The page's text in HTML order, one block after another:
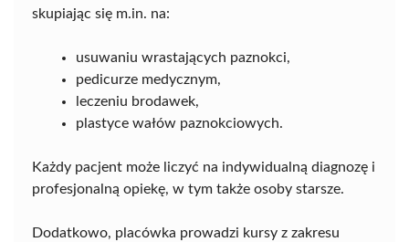
skupiając się m.in. na:
usuwaniu wrastających paznokci,
pedicurze medycznym,
leczeniu brodawek,
plastyce wałów paznokciowych.
Każdy pacjent może liczyć na indywidualną diagnozę i
profesjonalną opiekę, w tym także osoby starsze.
Dodatkowo, placówka prowadzi kursy z zakresu